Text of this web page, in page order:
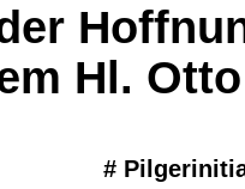
Hl.
#